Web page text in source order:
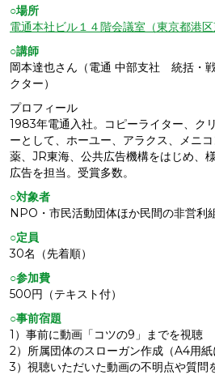
○場所
電通本社ビル１４階会議室（東京都港区
○講師
岡本達也さん（電通 中部支社 統括・
クター）
プロフィール
1983年電通入社。コピーライター、ク
ーとして、ホーユー、アラクス、メニ
薬、JR東海、公共広告機構をはじめ、
広告を担当。受賞多数。
○対象者
NPO・市民活動団体ほか民間の非営利
○定員
30名（先着順）
○参加費
500円（テキスト付）
○事前宿題
1）事前に動画「コツの9」までを視聴
2）所属団体のスローガン作成（A4用紙
3）視聴いただいた動画の不明点や質問